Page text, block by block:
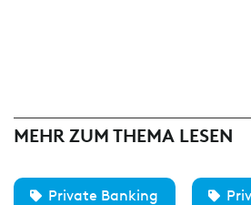
MEHR ZUM THEMA LESEN
Private Banking